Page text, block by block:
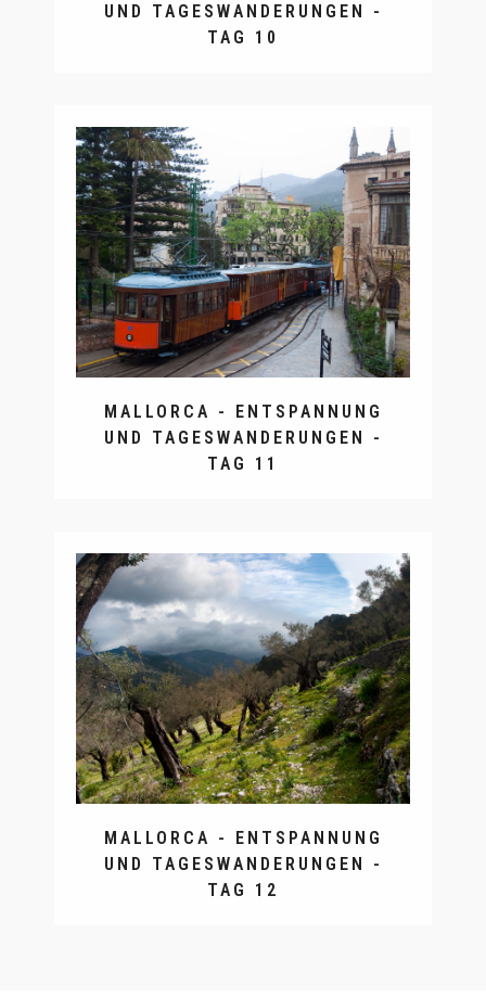
UND TAGESWANDERUNGEN -
TAG 10
MALLORCA - ENTSPANNUNG
UND TAGESWANDERUNGEN -
TAG 11
MALLORCA - ENTSPANNUNG
UND TAGESWANDERUNGEN -
TAG 12